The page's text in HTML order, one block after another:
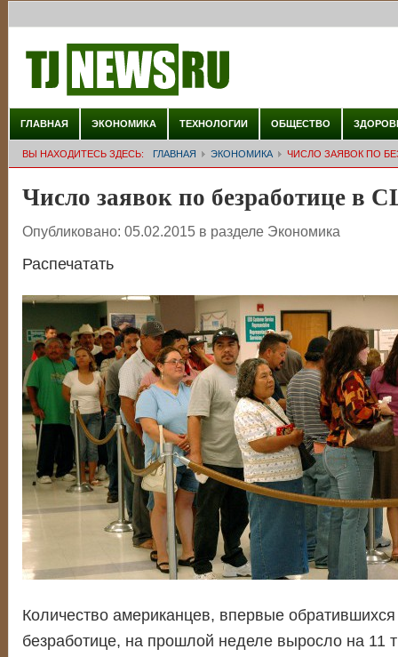
ГЛАВНАЯ ЭКОНОМИКА ТЕХНОЛОГИИ ОБЩЕСТВО
ВЫ НАХОДИТЕСЬ ЗДЕСЬ: ГЛАВНАЯ ЭКОНОМИКА ЧИСЛО ЗАЯВОК ПО
Число заявок по безработице в
Опубликовано: 05.02.2015 в разделе Экономика
Распечатать
Количество американцев, впервые
безработице, на прошлой неделе выросло на 11